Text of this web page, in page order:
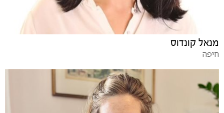
מנאל קונדוס
חיפה